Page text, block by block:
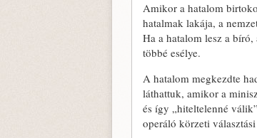
Amikor a hatalom
hatalmak lakája, a
Ha a hatalom lesz a
többé esélye.
A hatalom megkezdte
láthattuk, amikor a
és így „hiteltelenné
operáló körzeti